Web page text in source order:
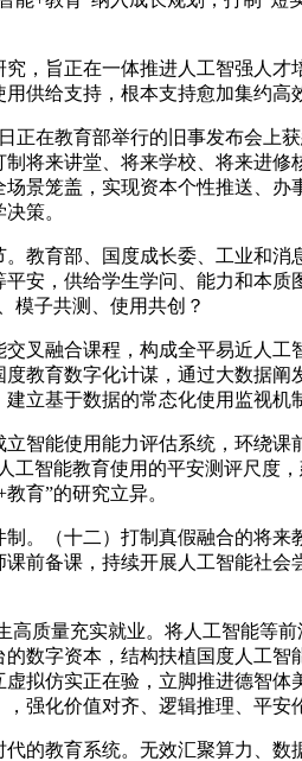
旨正在一体推进人工智强人才
供给支持，根本支持愈加集约高
在教育部举行的旧事发布会上
将来讲堂、将来学校、将来进
景笼盖，实现资本个性推送、
策。
育部、国度成长委、工业和消
安，供给学生学问、能力和本
模子共测、使用共创？
融合课程，构成全平易近人工
教育数字化计谋，通过大数据
立基于数据的常态化使用监视机
能使用能力评估系统，环绕课
智能教育使用的平安测评尺度
育”的研究立异。
（十二）打制真假融合的将来
前备课，持续开展人工智能社
质量充实就业。将人工智能等
数字资本，结构扶植国度人工
拟仿实正在验，立脚推进德智
强化价值对齐、逻辑推理、平安
教育系统。无效汇聚算力、数